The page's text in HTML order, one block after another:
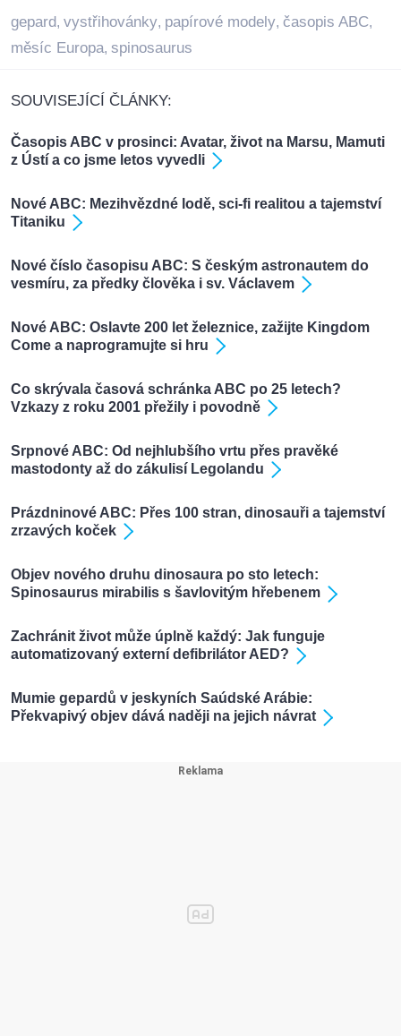
gepard, vystřihovánky, papírové modely, časopis ABC,
měsíc Europa, spinosaurus
SOUVISEJÍCÍ ČLÁNKY:
Časopis ABC v prosinci: Avatar, život na Marsu, Mamuti
z Ústí a co jsme letos vyvedli
Nové ABC: Mezihvězdné lodě, sci-fi realitou a tajemství
Titaniku
Nové číslo časopisu ABC: S českým astronautem do
vesmíru, za předky člověka i sv. Václavem
Nové ABC: Oslavte 200 let železnice, zažijte Kingdom
Come a naprogramujte si hru
Co skrývala časová schránka ABC po 25 letech?
Vzkazy z roku 2001 přežily i povodně
Srpnové ABC: Od nejhlubšího vrtu přes pravěké
mastodonty až do zákulisí Legolandu
Prázdninové ABC: Přes 100 stran, dinosauři a tajemství
zrzavých koček
Objev nového druhu dinosaura po sto letech:
Spinosaurus mirabilis s šavlovitým hřebenem
Zachránit život může úplně každý: Jak funguje
automatizovaný externí defibrilátor AED?
Mumie gepardů v jeskyních Saúdské Arábie:
Překvapivý objev dává naději na jejich návrat